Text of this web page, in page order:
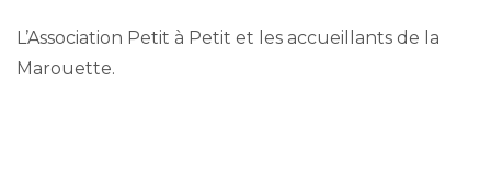
L’Association Petit à Petit et les accueillants de la
Marouette.